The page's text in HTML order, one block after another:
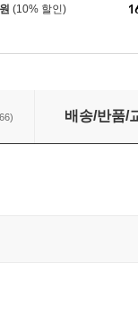
원 (10% 할인)
닝)
배송/반품/